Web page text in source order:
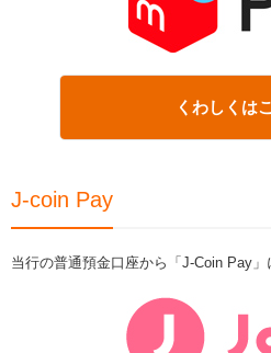
くわしくは
J-coin Pay
当行の普通預金口座から「J-Coin Pay」